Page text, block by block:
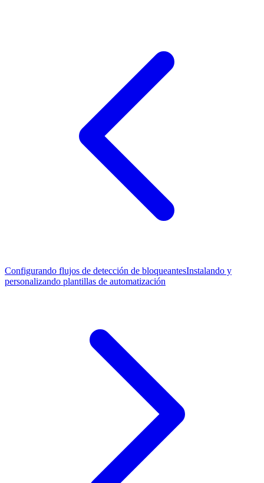
Configurando flujos de detección de bloqueantesInstalando y
personalizando plantillas de automatización